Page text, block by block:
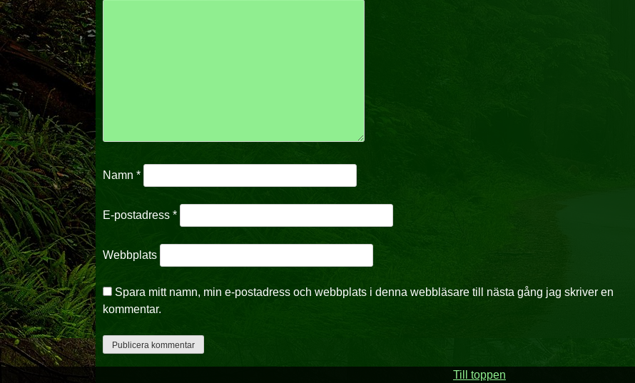
Namn*
E-postadress*
Webbplats
Spara mitt namn, min e-postadress och webbplats i denna webbläsare till nästa gång jag skriver en
kommentar.
Till toppen